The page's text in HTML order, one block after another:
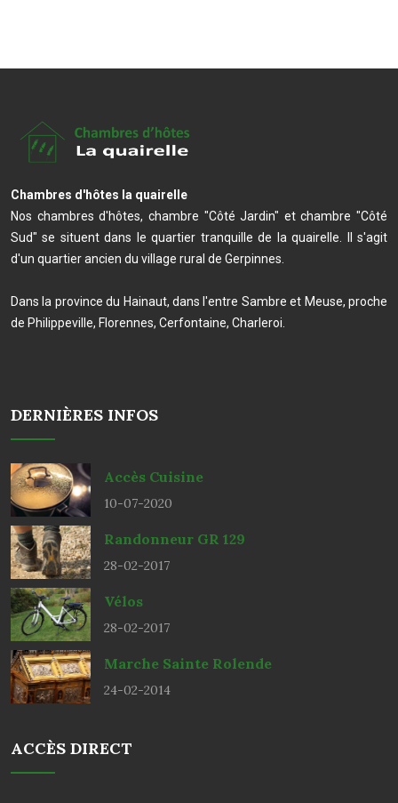
Chambres d'hôtes la quairelle
Nos chambres d'hôtes, chambre "Côté Jardin" et chambre "Côté
Sud" se situent dans le quartier tranquille de la quairelle. Il s'agit
d'un quartier ancien du village rural de Gerpinnes.
Dans la province du Hainaut, dans l'entre Sambre et Meuse, proche
de Philippeville, Florennes, Cerfontaine, Charleroi.
DERNIÈRES INFOS
Accès Cuisine
10-07-2020
Randonneur GR 129
28-02-2017
Vélos
28-02-2017
Marche Sainte Rolende
24-02-2014
ACCÈS DIRECT